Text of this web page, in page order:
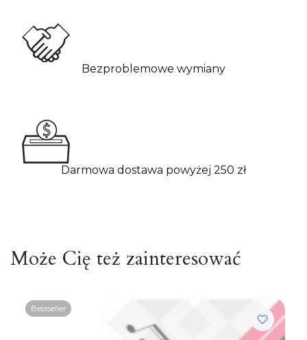
Bezproblemowe wymiany
Darmowa dostawa powyżej 250 zł
Może Cię też zainteresować
Bestseller